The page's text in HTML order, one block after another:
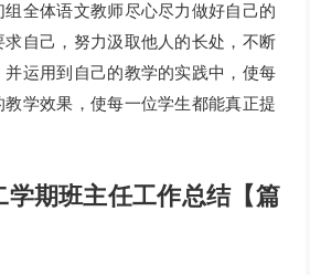
全体语文教师尽心尽力做好自己的
自己，努力汲取他人的长处，不断
运用到自己的教学的实践中，使每
学效果，使每一位学生都能真正提
学期班主任工作总结【篇